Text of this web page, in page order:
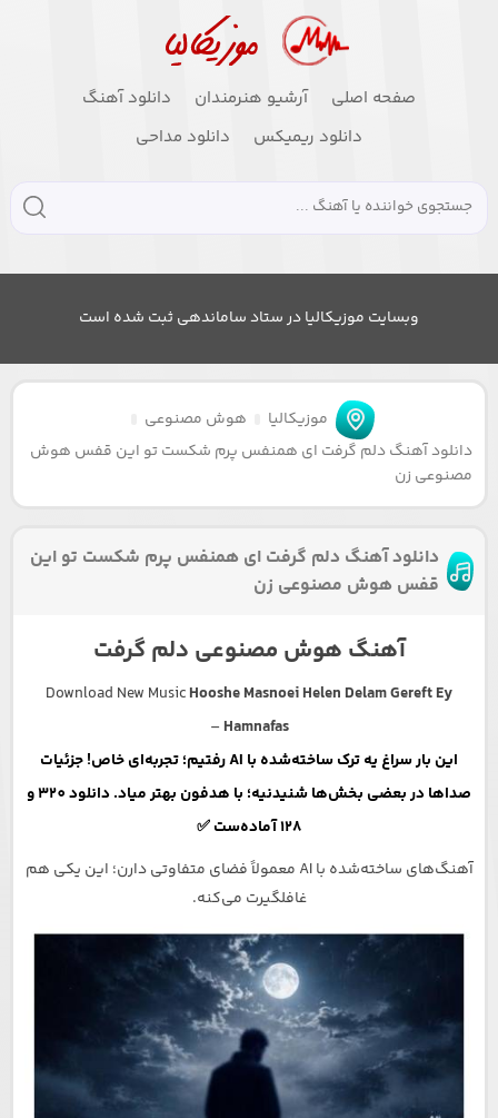
صفحه اصلی آرشیو هنرمندان
دانلود آهنگ
دانلود ریمیکس
دانلود مداحی
وبسایت موزیکالیا در ستاد ساماندهی ثبت شده است
موزیکالیا
هوش مصنوعی
دانلود آهنگ دلم گرفت ای همنفس پرم شکست تو این قفس هوش
مصنوعی زن
دانلود آهنگ دلم گرفت ای همنفس پرم شکست تو این
قفس هوش مصنوعی زن
آهنگ هوش مصنوعی دلم گرفت
Download New MusicHooshe Masnoei Helen Delam Gereft Ey
Hamnafas
–
این بار سراغ یه ترک ساخته‌شده با AI رفتیم؛ تجربه‌ای خاص! جزئیات
صداها در بعضی بخش‌ها شنیدنیه؛ با هدفون بهتر میاد. دانلود 320 و
128 آماده‌ست ✅
آهنگ‌های ساخته‌شده با AI معمولاً فضای متفاوتی دارن؛ این یکی هم
غافلگیرت می‌کنه.